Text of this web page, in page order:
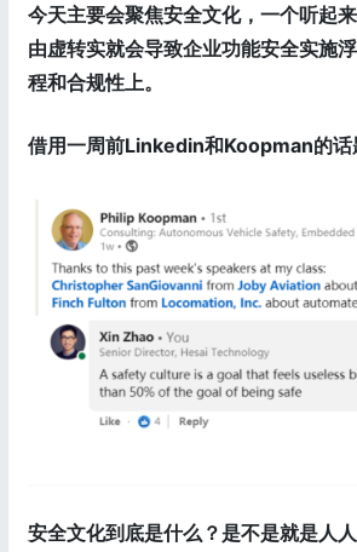
今天主要会聚焦安全文化，一个听起
由虚转实就会导致企业功能安全实施
程和合规性上。
借用一周前Linkedin和Koopman的话
安全文化到底是什么？是不是就是人